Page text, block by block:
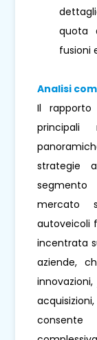
quota
fusioni
Analisi
Il
principali
strategie
mercato
autoveicoli
incentrata
aziende,